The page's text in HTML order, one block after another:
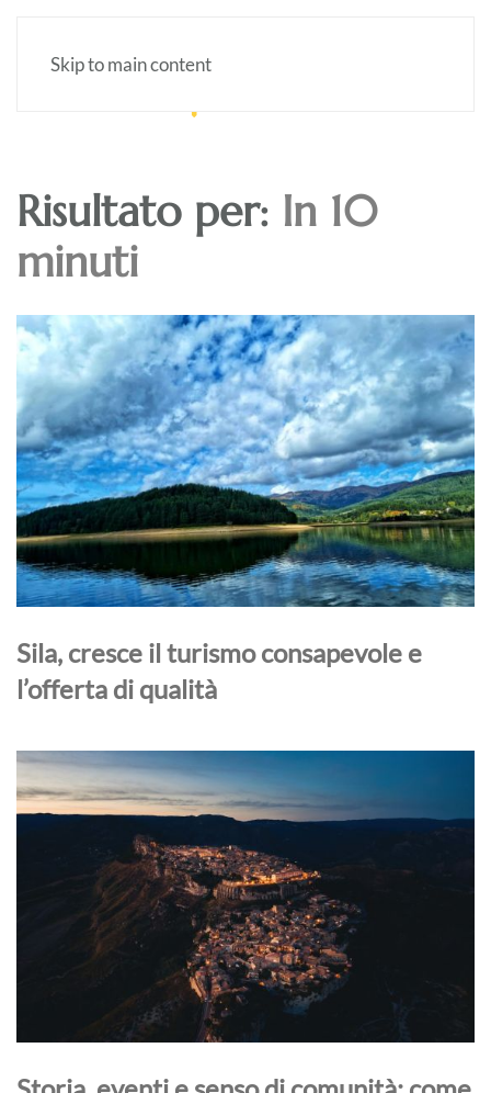
Skip to main content
Risultato per: In 10
minuti
Sila, cresce il turismo consapevole e
l’offerta di qualità